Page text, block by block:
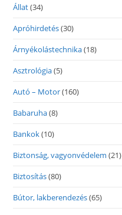
Állat(34)
Apróhirdetés(30)
Árnyékolástechnika(18)
Asztrológia(5)
Autó – Motor(160)
Babaruha(8)
Bankok(10)
Biztonság, vagyonvédelem (21)
Biztosítás(80)
Bútor, lakberendezés(65)